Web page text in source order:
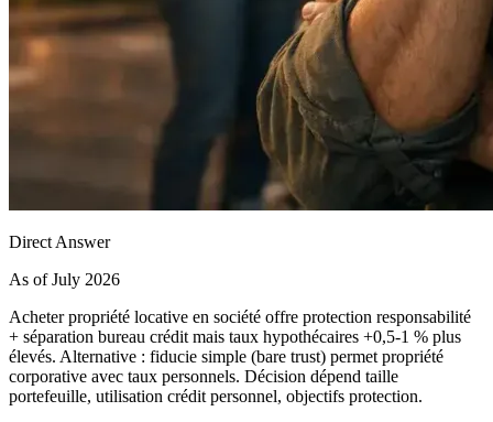
Direct Answer
As of July 2026
Acheter propriété locative en société offre protection responsabilité
+ séparation bureau crédit mais taux hypothécaires +0,5-1 % plus
élevés. Alternative : fiducie simple (bare trust) permet propriété
corporative avec taux personnels. Décision dépend taille
portefeuille, utilisation crédit personnel, objectifs protection.